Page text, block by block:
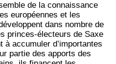
de la connaissance
européennes et les
dans nombre de
princes-électeurs de Saxe
accumuler d’importantes
partie des apports des